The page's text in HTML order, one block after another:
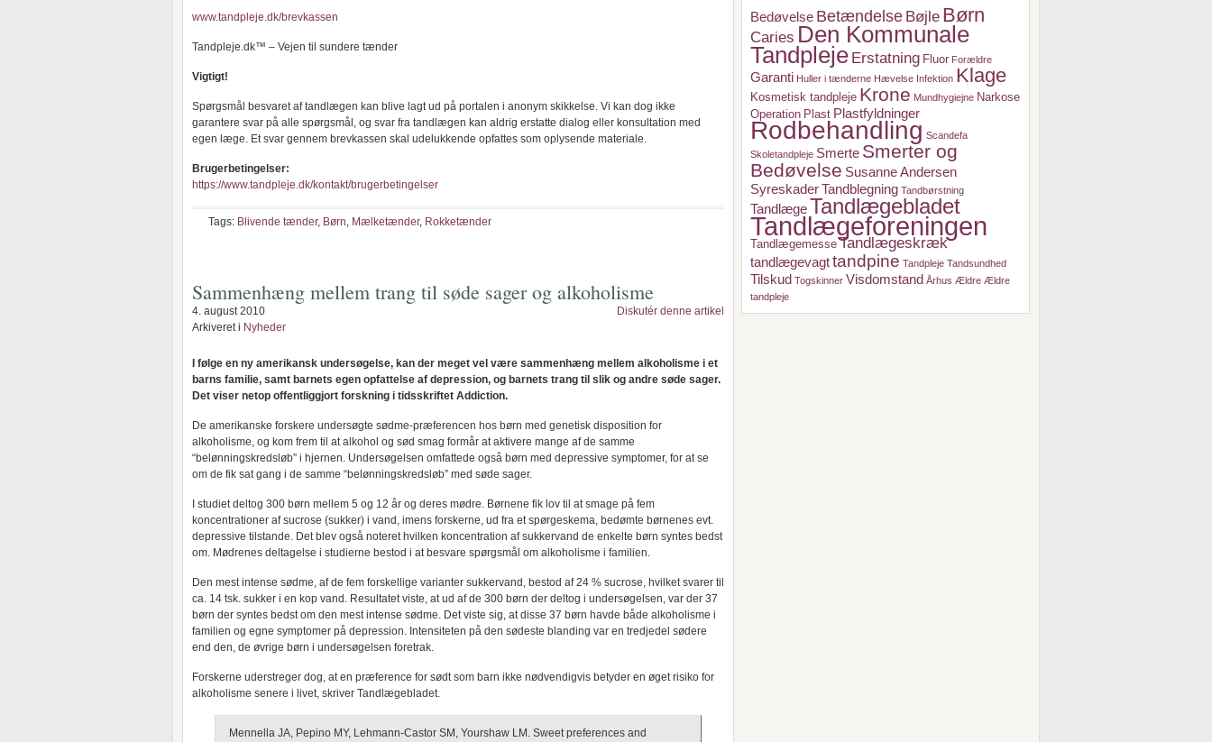
www.tandpleje.dk/brevkassen
Tandpleje.dk™ – Vejen til sundere tænder
Vigtigt!
Spørgsmål besvaret af tandlægen kan blive lagt ud på portalen i anonym skikkelse. Vi kan dog ikke
garantere svar på alle spørgsmål, og svar fra tandlægen kan aldrig erstatte dialog eller konsultation med
egen læge. Et svar gennem brevkassen skal udelukkende opfattes som oplysende materiale.
Brugerbetingelser:
https://www.tandpleje.dk/kontakt/brugerbetingelser
Tags: Blivende tænder, Børn, Mælketænder, Rokketænder
Sammenhæng mellem trang til søde sager og alkoholisme
4. august 2010
Arkiveret i Nyheder
Diskutér denne artikel
I følge en ny amerikansk undersøgelse, kan der meget vel være sammenhæng mellem alkoholisme i et
barns familie, samt barnets egen opfattelse af depression, og barnets trang til slik og andre søde sager.
Det viser netop offentliggjort forskning i tidsskriftet Addiction.
De amerikanske forskere undersøgte sødme-præferencen hos børn med genetisk disposition for
alkoholisme, og kom frem til at alkohol og sød smag formår at aktivere mange af de samme
“belønningskredsløb” i hjernen. Undersøgelsen omfattede også børn med depressive symptomer, for at se
om de fik sat gang i de samme “belønningskredsløb” med søde sager.
I studiet deltog 300 børn mellem 5 og 12 år og deres mødre. Børnene fik lov til at smage på fem
koncentrationer af sucrose (sukker) i vand, imens forskerne, ud fra et spørgeskema, bedømte børnenes evt.
depressive tilstande. Det blev også noteret hvilken koncentration af sukkervand de enkelte børn syntes bedst
om. Mødrenes deltagelse i studierne bestod i at besvare spørgsmål om alkoholisme i familien.
Den mest intense sødme, af de fem forskellige varianter sukkervand, bestod af 24 % sucrose, hvilket svarer til
ca. 14 tsk. sukker i en kop vand. Resultatet viste, at ud af de 300 børn der deltog i undersøgelsen, var der 37
børn der syntes bedst om den mest intense sødme. Det viste sig, at disse 37 børn havde både alkoholisme i
familien og egne symptomer på depression. Intensiteten på den sødeste blanding var en tredjedel sødere
end den, de øvrige børn i undersøgelsen foretrak.
Forskerne uderstreger dog, at en præference for sødt som barn ikke nødvendigvis betyder en øget risiko for
alkoholisme senere i livet, skriver Tandlægebladet.
Mennella JA, Pepino MY, Lehmann-Castor SM, Yourshaw LM. Sweet preferences and
Bedøvelse Betændelse Bøjle Børn
Caries Den Kommunale
Tandpleje Erstatning Fluor Forældre
Garanti Huller i tænderne Hævelse Infektion Klage
Kosmetisk tandpleje Krone Mundhygiejne Narkose
Operation Plast Plastfyldninger
Rodbehandling Scandefa
Skoletandpleje Smerte Smerter og
Bedøvelse Susanne Andersen
SyreskaderTandblegning Tandbørstning
TandlægeTandlægebladet
Tandlægeforeningen
Tandlægemesse Tandlægeskræk
tandlægevagttandpine Tandpleje Tandsundhed
Tilskud Togskinner Visdomstand Århus Ældre Ældre
tandpleje